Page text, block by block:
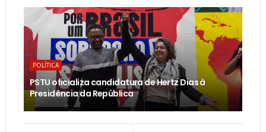
POLÍTICA
PSTU oficializa candidatura de Hertz Dias à
Presidência da República